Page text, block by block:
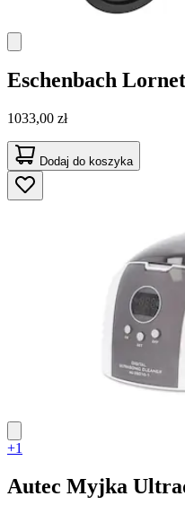
Eschenbach
1033,00 zł
Dodaj do koszyka
+1
Autec Myjka